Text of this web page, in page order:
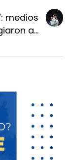
medios
a...